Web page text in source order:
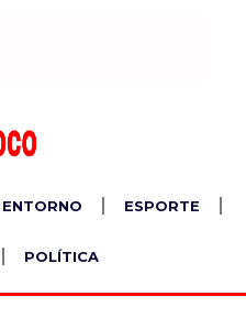
ENTORNO ESPORTE
POLÍTICA